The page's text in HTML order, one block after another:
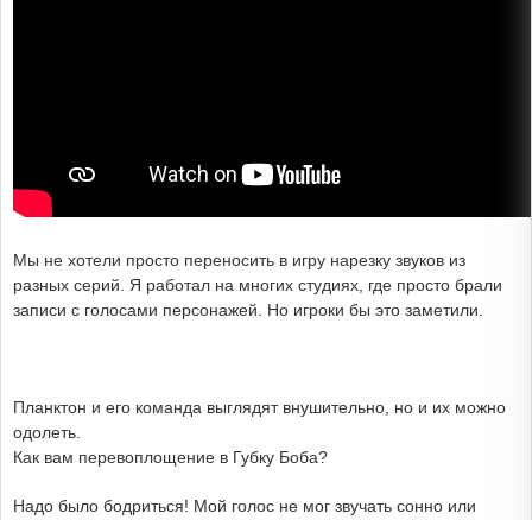
Мы не хотели просто переносить в игру нарезку звуков из
разных серий. Я работал на многих студиях, где просто брали
записи с голосами персонажей. Но игроки бы это заметили.
Планктон и его команда выглядят внушительно, но и их можно
одолеть.
Как вам перевоплощение в Губку Боба?
Надо было бодриться! Мой голос не мог звучать сонно или